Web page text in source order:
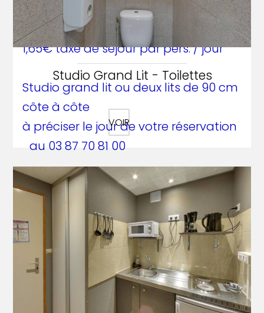
- 116€ la nuitée pour le studio 3
personnes avec 3 lits de 90cm
1,65€ taxe de séjour par pers. / jour
Studio grand lit ou deux lits de 90 cm
côte à côte
à préciser le jour de votre réservation
au 03 87 70 81 00
Petit Déjeuner Buffet sucré salé 12€
en salle COLUMBIA
(gratuit pour les enfants jusqu’à
l’âge de 7 ans)
Studio Grand Lit - Toilettes
VOIR